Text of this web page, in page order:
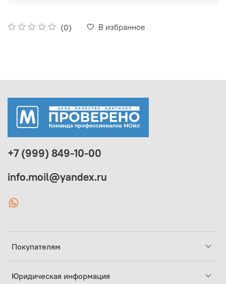
(0) В избранное
Покупателям
Юридическая информация
+7 (999) 849-10-00
info.moil@yandex.ru